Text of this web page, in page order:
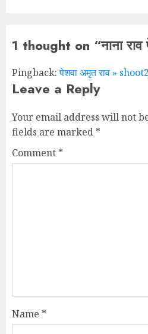
1 thought on “नाना
Pingback:पेशवा अमृत राव »
Leave a Reply
Your email address will not
fields are marked *
Comment *
Name *